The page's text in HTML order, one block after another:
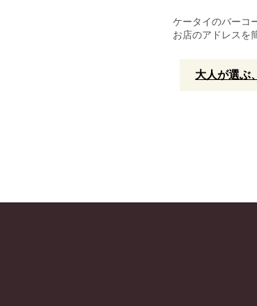
ケータイのバーコ
お店のアドレスを
大人が選ぶ